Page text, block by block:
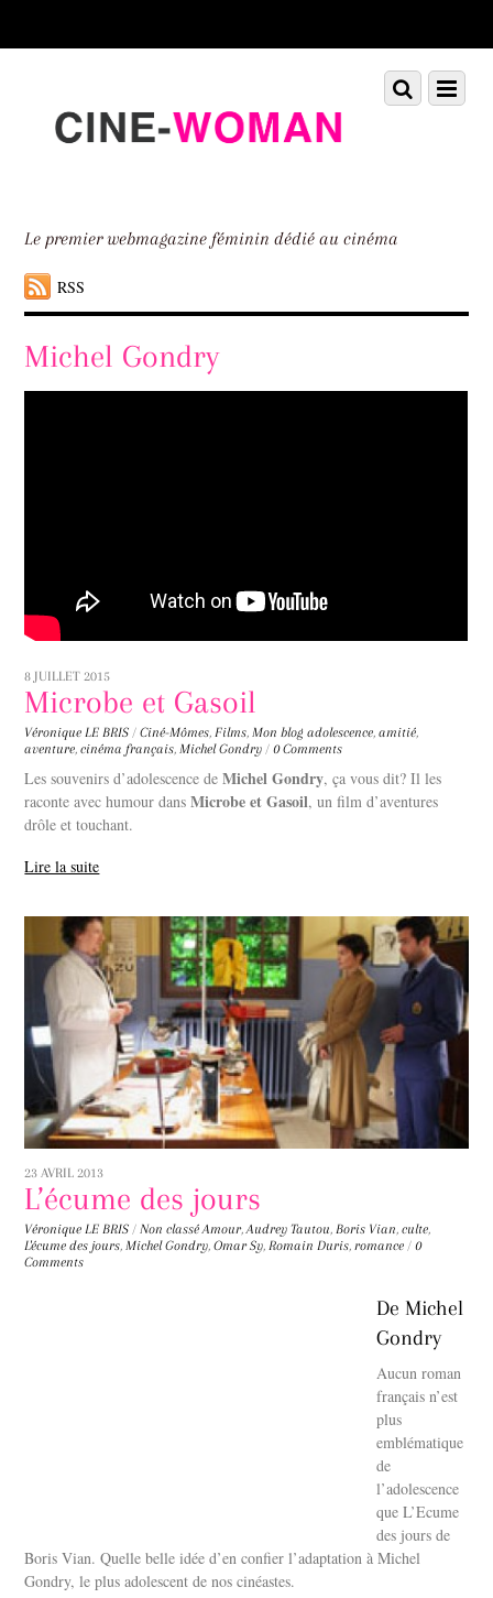
down
Le premier webmagazine féminin dédié au cinéma
RSS
Menu
Scroll
down
Michel Gondry
8 JUILLET 2015
Microbe et Gasoil
Véronique LE BRIS / Ciné-Mômes,Films,Mon blog adolescence,amitié,
aventure,cinéma français,Michel Gondry / 0 Comments
Les souvenirs d’adolescence deMichel Gondry, ça vous dit? Il les
raconte avec humour dansMicrobe et Gasoil, un film d’aventures
drôle et touchant.
Lire la suite
23 AVRIL 2013
L’écume des jours
Véronique LE BRIS / Non classé Amour,Audrey Tautou,Boris Vian,culte,
L'écume des jours,Michel Gondry,Omar Sy,Romain Duris,romance / 0
Comments
De Michel
Gondry
Aucun roman
français n’est
plus
emblématique
de
l’adolescence
que L’Ecume
des jours de
Boris Vian. Quelle belle idée d’en confier l’adaptation à Michel
Gondry, le plus adolescent de nos cinéastes.